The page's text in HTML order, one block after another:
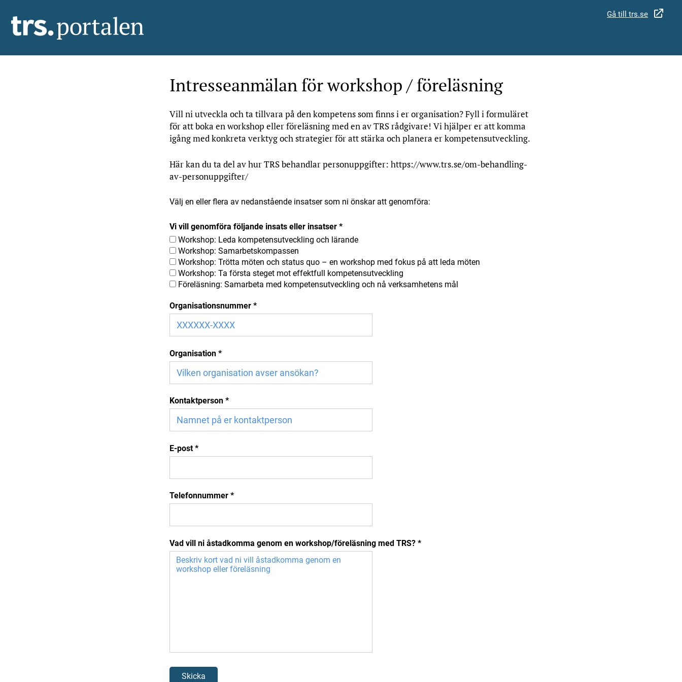
Gå till trs.se
Intresseanmälan för workshop / föreläsning
Vill ni utveckla och ta tillvara på den kompetens som finns i er organisation? Fyll i formuläret
för att boka en workshop eller föreläsning med en av TRS rådgivare! Vi hjälper er att komma
igång med konkreta verktyg och strategier för att stärka och planera er kompetensutveckling.
Här kan du ta del av hur TRS behandlar personuppgifter: https://www.trs.se/om-behandling-
av-personuppgifter/
Välj en eller flera av nedanstående insatser som ni önskar att genomföra:
Vi vill genomföra följande insats eller insatser *
Workshop: Leda kompetensutveckling och lärande
Workshop: Samarbetskompassen
Workshop: Trötta möten och status quo – en workshop med fokus på att leda möten
Workshop: Ta första steget mot effektfull kompetensutveckling
Föreläsning: Samarbeta med kompetensutveckling och nå verksamhetens mål
Organisationsnummer *
Organisation *
Kontaktperson *
E-post *
Telefonnummer *
Vad vill ni åstadkomma genom en workshop/föreläsning med TRS? *
Skicka